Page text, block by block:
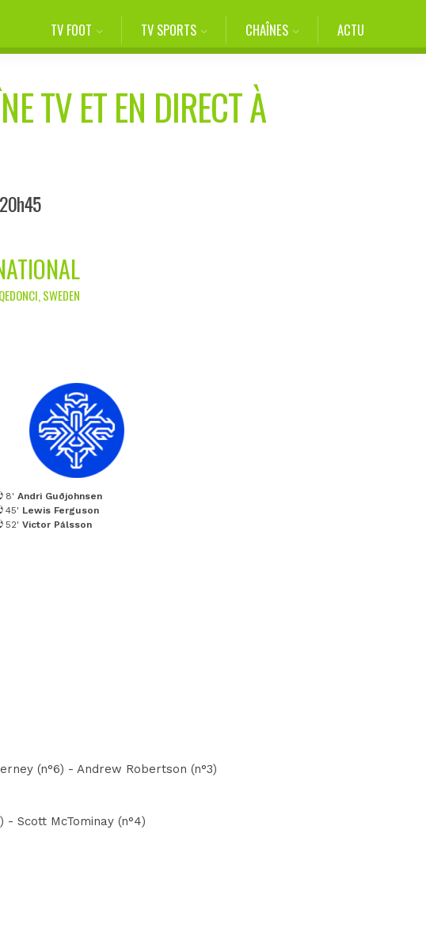
TV FOOT TV SPORTS CHAÎNES ACTU
TV ET EN DIRECT À
SWEDEN
8'Andri Guðjohnsen
45' Lewis Ferguson
52'Victor Pálsson
(n°6) - Andrew Robertson (n°3)
- Scott McTominay (n°4)